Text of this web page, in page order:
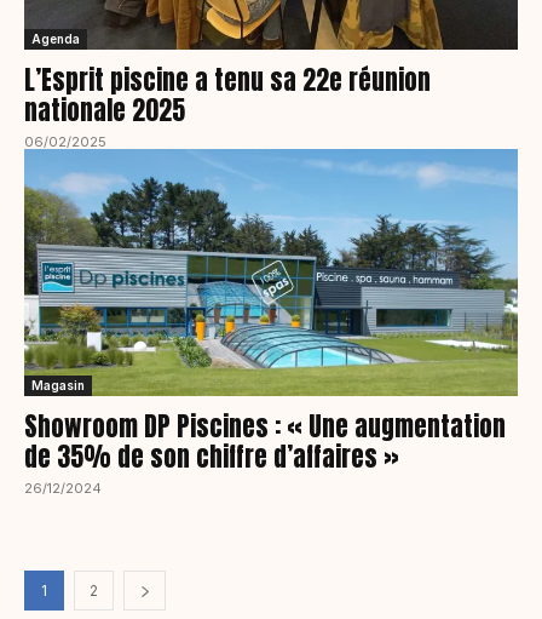
Agenda
L’Esprit piscine a tenu sa 22e réunion
nationale 2025
06/02/2025
Magasin
Showroom DP Piscines : « Une augmentation
de 35% de son chiffre d’affaires »
26/12/2024
1 2